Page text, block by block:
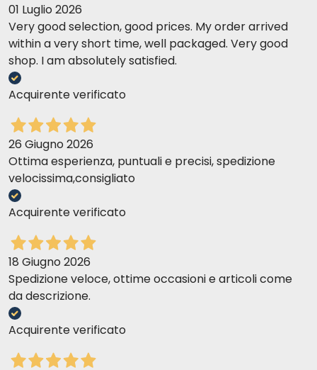
01 Luglio 2026
Very good selection, good prices. My order arrived
within a very short time, well packaged. Very good
shop. I am absolutely satisfied.
Acquirente verificato
26 Giugno 2026
Ottima esperienza, puntuali e precisi, spedizione
velocissima,consigliato
Acquirente verificato
18 Giugno 2026
Spedizione veloce, ottime occasioni e articoli come
da descrizione.
Acquirente verificato